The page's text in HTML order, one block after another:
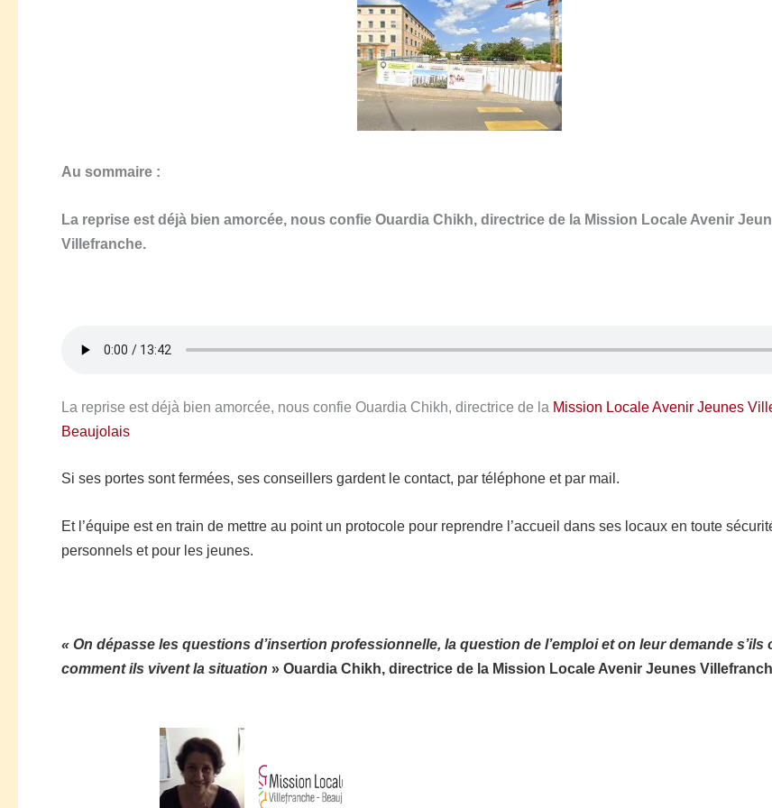
Au sommaire :
La reprise est déjà bien amorcée, nous confie Ouardia Chikh, directrice de la Mission Locale Avenir
Villefranche.
La reprise est déjà bien amorcée, nous confie Ouardia Chikh, directrice de la Mission Locale Avenir Jeunes
Beaujolais
Si ses portes sont fermées, ses conseillers gardent le contact, par téléphone et par mail.
Et l ’équipe est en train de mettre au point un protocole pour reprendre l’accueil dans ses locaux en toute
personnels et pour les jeunes.
« On dépasse les questions d’insertion professionnelle, la question de l’emploi et on leur demande s’ils
comment ils vivent la situation » Ouardia Chikh, directrice de la Mission Locale Avenir Jeunes